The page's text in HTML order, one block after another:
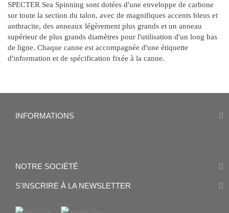
SPECTER Sea Spinning sont dotées d'une enveloppe de carbone
sur toute la section du talon, avec de magnifiques accents bleus et
anthracite, des anneaux légèrement plus grands et un anneau
supérieur de plus grands diamètres pour l'utilisation d'un long bas
de ligne. Chaque canne est accompagnée d'une étiquette
d'information et de spécification fixée à la canne.
INFORMATIONS
NOTRE SOCIÉTÉ
S'INSCRIRE À LA NEWSLETTER